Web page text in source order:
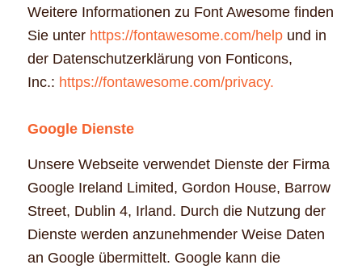
Weitere Informationen zu Font Awesome finden
Sie unter https://fontawesome.com/helpund in
der Datenschutzerklärung von Fonticons,
Inc.: https://fontawesome.com/privacy.
Google Dienste
Unsere Webseite verwendet Dienste der Firma
Google Ireland Limited, Gordon House, Barrow
Street, Dublin 4, Irland. Durch die Nutzung der
Dienste werden anzunehmender Weise Daten
an Google übermittelt. Google kann die